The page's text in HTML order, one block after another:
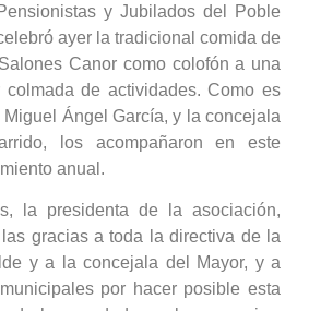
y Jubilados del Poble
ayer la tradicional comida de
Canor como colofón a una
colmada de actividades. Como es
Ángel García, y la concejala
los acompañaron en este
anual.
la presidenta de la asociación,
gracias a toda la directiva de la
y a la concejala del Mayor, y a
por hacer posible esta